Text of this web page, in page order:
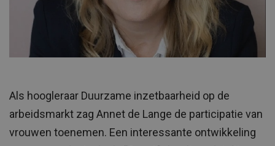
Als hoogleraar Duurzame inzetbaarheid op de
arbeidsmarkt zag Annet de Lange de participatie van
vrouwen toenemen. Een interessante ontwikkeling